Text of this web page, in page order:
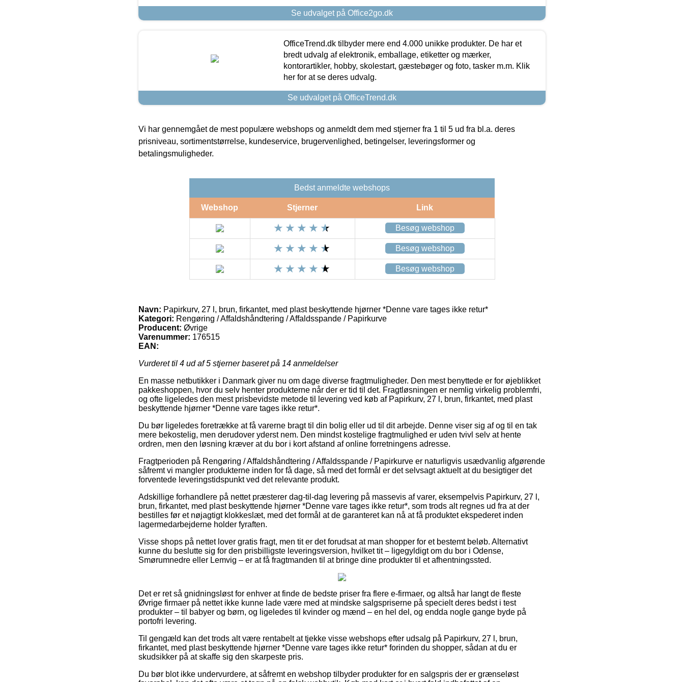
Se udvalget på Office2go.dk
OfficeTrend.dk tilbyder mere end 4.000 unikke produkter. De har et
bredt udvalg af elektronik, emballage, etiketter og mærker,
kontorartikler, hobby, skolestart, gæstebøger og foto, tasker m.m. Klik
her for at se deres udvalg.
Se udvalget på OfficeTrend.dk
Vi har gennemgået de mest populære webshops og anmeldt dem med stjerner fra 1 til 5 ud fra bl.a. deres
prisniveau, sortimentstørrelse, kundeservice, brugervenlighed, betingelser, leveringsformer og
betalingsmuligheder.
Bedst anmeldte webshops
Webshop Stjerner Link
Besøg webshop
Besøg webshop
Besøg webshop
Navn: Papirkurv, 27 l, brun, firkantet, med plast beskyttende hjørner *Denne vare tages ikke retur*
Kategori: Rengøring / Affaldshåndtering / Affaldsspande / Papirkurve
Producent: Øvrige
Varenummer: 176515
EAN:
Vurderet til 4 ud af 5 stjerner baseret på 14 anmeldelser
En masse netbutikker i Danmark giver nu om dage diverse fragtmuligheder. Den mest benyttede er for øjeblikket
pakkeshoppen, hvor du selv henter produkterne når der er tid til det. Fragtløsningen er nemlig virkelig problemfri,
og ofte ligeledes den mest prisbevidste metode til levering ved køb af Papirkurv, 27 l, brun, firkantet, med plast
beskyttende hjørner *Denne vare tages ikke retur*.
Du bør ligeledes foretrække at få varerne bragt til din bolig eller ud til dit arbejde. Denne viser sig af og til en tak
mere bekostelig, men derudover yderst nem. Den mindst kostelige fragtmulighed er uden tvivl selv at hente
ordren, men den løsning kræver at du bor i kort afstand af online forretningens adresse.
Fragtperioden på Rengøring / Affaldshåndtering / Affaldsspande / Papirkurve er naturligvis usædvanlig afgørende
såfremt vi mangler produkterne inden for få dage, så med det formål er det selvsagt aktuelt at du besigtiger det
forventede leveringstidspunkt ved det relevante produkt.
Adskillige forhandlere på nettet præsterer dag-til-dag levering på massevis af varer, eksempelvis Papirkurv, 27 l,
brun, firkantet, med plast beskyttende hjørner *Denne vare tages ikke retur*, som trods alt regnes ud fra at der
bestilles før et nøjagtigt klokkeslæt, med det formål at de garanteret kan nå at få produktet ekspederet inden
lagermedarbejderne holder fyraften.
Visse shops på nettet lover gratis fragt, men tit er det forudsat at man shopper for et bestemt beløb. Alternativt
kunne du beslutte sig for den prisbilligste leveringsversion, hvilket tit – ligegyldigt om du bor i Odense,
Smørumnedre eller Lemvig – er at få fragtmanden til at bringe dine produkter til et afhentningssted.
Det er ret så gnidningsløst for enhver at finde de bedste priser fra flere e-firmaer, og altså har langt de fleste
Øvrige firmaer på nettet ikke kunne lade være med at mindske salgspriserne på specielt deres bedst i test
produkter – til babyer og børn, og ligeledes til kvinder og mænd – en hel del, og endda nogle gange byde på
portofri levering.
Til gengæld kan det trods alt være rentabelt at tjekke visse webshops efter udsalg på Papirkurv, 27 l, brun,
firkantet, med plast beskyttende hjørner *Denne vare tages ikke retur* forinden du shopper, sådan at du er
skudsikker på at skaffe sig den skarpeste pris.
Du bør blot ikke undervurdere, at såfremt en webshop tilbyder produkter for en salgspris der er grænseløst